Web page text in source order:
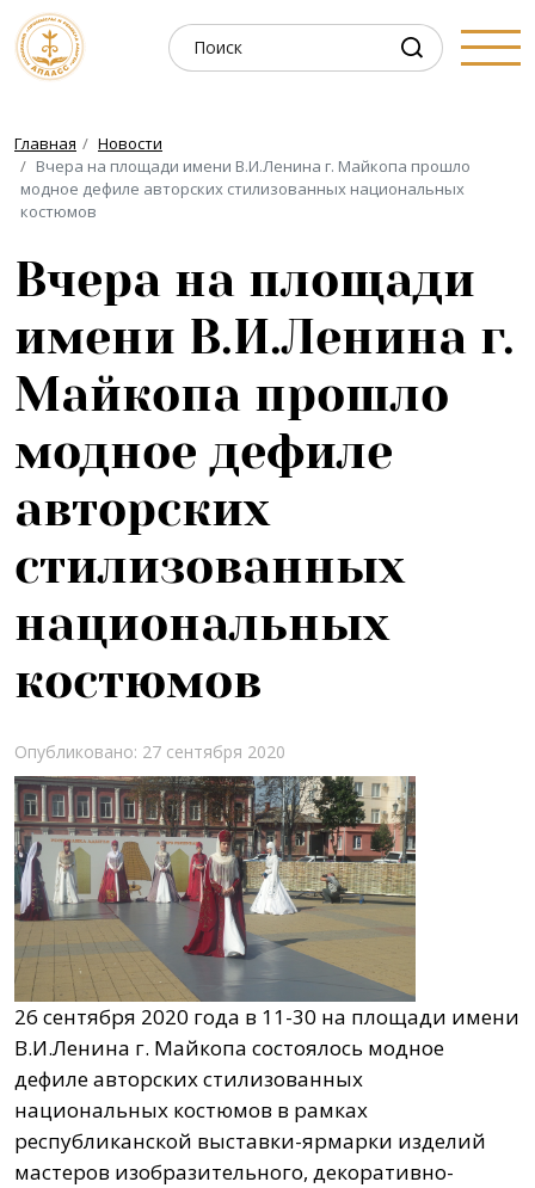
Главная
Новости
Вчера на площади имени В.И.Ленина г. Майкопа прошло
модное дефиле авторских стилизованных национальных
костюмов
Вчера на площади
имени В.И.Ленина г.
Майкопа прошло
модное дефиле
авторских
стилизованных
национальных
костюмов
Опубликовано: 27 сентября 2020
26 сентября 2020 года в 11-30 на площади имени
В.И.Ленина г. Майкопа состоялось модное
дефиле авторских стилизованных
национальных костюмов в рамках
республиканской выставки-ярмарки изделий
мастеров изобразительного, декоративно-